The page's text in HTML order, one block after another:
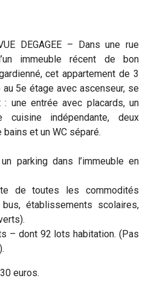
DEGAGEE – Dans une rue
immeuble récent de bon
cet appartement de 3
5e étage avec ascenseur, se
une entrée avec placards, un
cuisine indépendante, deux
et un WC séparé.
parking dans l’immeuble en
de toutes les commodités
établissements scolaires,
– dont 92 lots habitation. (Pas
euros.